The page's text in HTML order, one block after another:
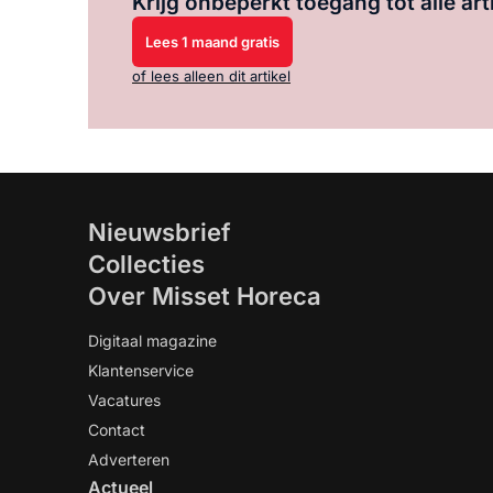
Lees 1 maand gratis
of lees alleen dit artikel
Nieuwsbrief
Collecties
Over Misset Horeca
Digitaal magazine
Klantenservice
Vacatures
Contact
Adverteren
Actueel